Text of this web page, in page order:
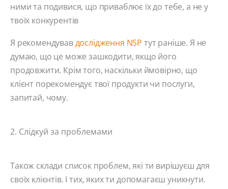
ними та подивися, що приваблює їх до тебе, а не у
твоїх конкурентів
Я рекомендувавдослідження NSP тут раніше. Я не
думаю, що це може зашкодити, якщо його
продовжити. Крім того, наскільки ймовірно, що
клієнт порекомендує твої продукти чи послуги,
запитай, чому.
2. Слідкуй за проблемами
Також склади список проблем, які ти вирішуєш для
своїх клієнтів. І тих, яких ти допомагаєш уникнути.